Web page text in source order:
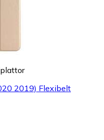
2019) Flexibelt